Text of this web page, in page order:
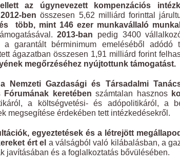
az úgynevezett kompenzációs
ben összesen 5,62 milliárd forinttal
több, mint 146 ezer munkavállaló
2013-ban pedig 3400
a garantált bérminimum emeléséből adódó
ágazatban összesen 1,91 milliárd forint
megőrzéséhez nyújtottunk támogatást.
a Nemzeti Gazdasági és Társadalmi
Fórumának keretébenszámtalan hasznos
a költségvetési- és adópolitikáról, a
megsegítése érdekében tett intézkedésekről.
egyeztetések és a létrejött
ért el a válságból való kilábalásban, a
javításában és a foglalkoztatás bővülésében.